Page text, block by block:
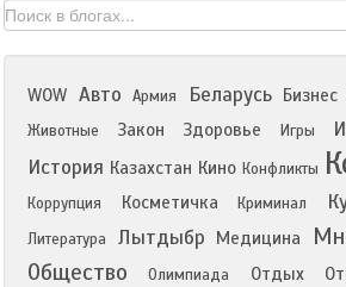
WOW Авто Армия Беларусь Бизнес
Животные
Закон Здоровье Игры
История Казахстан Кино Конфликты
Коррупция Косметичка Криминал
Литература Лытдыбр Медицина
Общество Олимпиада Отдых